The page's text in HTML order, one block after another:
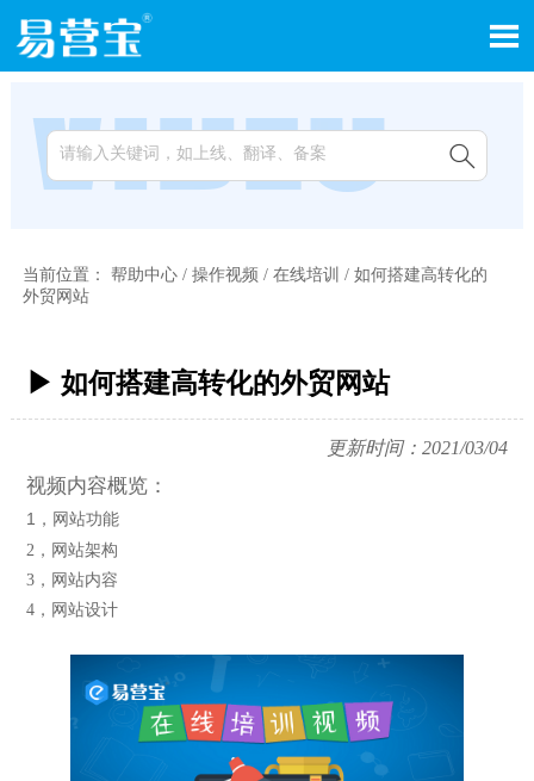


当前位置： 帮助中心/ 操作视频 / 在线培训 / 如何搭建高转化的
外贸网站
▶ 如何搭建高转化的外贸网站
更新时间：2021/03/04
视频内容概览：
1，网站功能
2，网站架构
3，网站内容
4，网站设计